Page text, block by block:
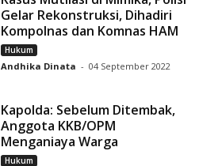
Gelar Rekonstruksi, Dihadiri
Kompolnas dan Komnas HAM
Hukum
Andhika Dinata - 04 September 2022
Kapolda: Sebelum Ditembak,
Anggota KKB/OPM
Menganiaya Warga
Hukum